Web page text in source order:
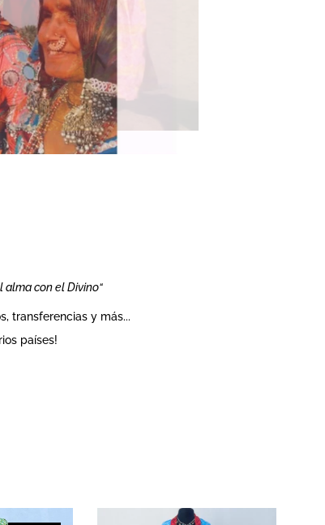
con el Divino“
transferencias y más...
países!